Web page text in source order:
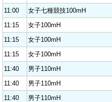
11:00
女子七種競技100mH
11:15
女子100mH
11:15
女子100mH
11:15
女子100mH
11:40
男子110mH
11:40
男子110mH
11:40
男子110mH